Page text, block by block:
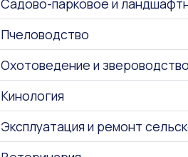
Садово-парковое и
Пчеловодство
Охотоведение и
Кинология
Эксплуатация и ремонт